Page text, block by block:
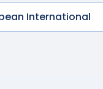
International